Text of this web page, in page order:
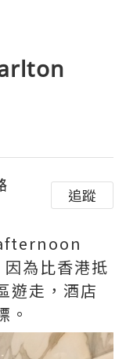
追蹤
為比香港抵
遊走，酒店
。